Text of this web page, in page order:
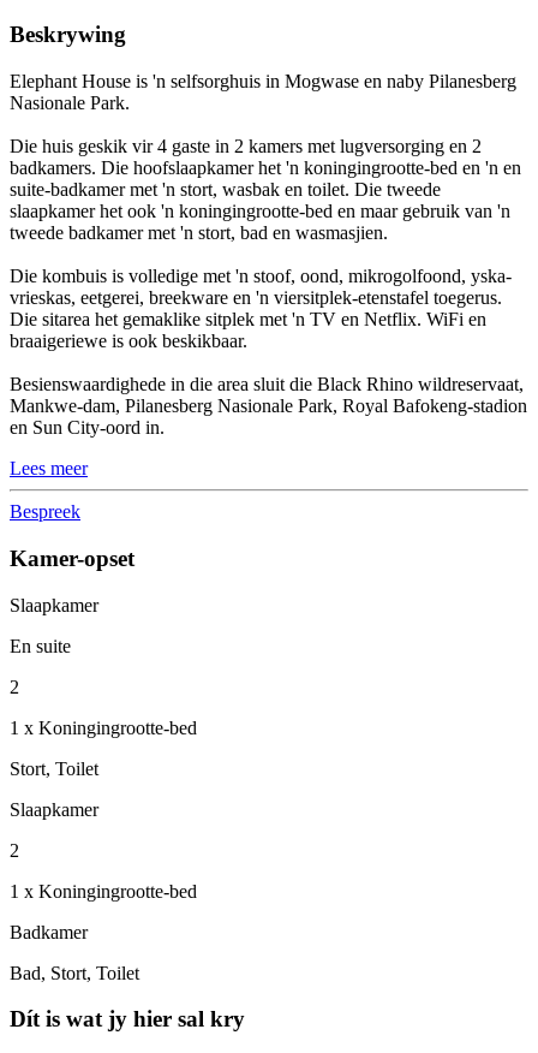
Beskrywing
Elephant House is 'n selfsorghuis in Mogwase en naby Pilanesberg
Nasionale Park.
Die huis geskik vir 4 gaste in 2 kamers met lugversorging en 2
badkamers. Die hoofslaapkamer het 'n koningingrootte-bed en 'n en
suite-badkamer met 'n stort, wasbak en toilet. Die tweede
slaapkamer het ook 'n koningingrootte-bed en maar gebruik van 'n
tweede badkamer met 'n stort, bad en wasmasjien.
Die kombuis is volledige met 'n stoof, oond, mikrogolfoond, yska-
vrieskas, eetgerei, breekware en 'n viersitplek-etenstafel toegerus.
Die sitarea het gemaklike sitplek met 'n TV en Netflix. WiFi en
braaigeriewe is ook beskikbaar.
Besienswaardighede in die area sluit die Black Rhino wildreservaat,
Mankwe-dam, Pilanesberg Nasionale Park, Royal Bafokeng-stadion
en Sun City-oord in.
Lees meer
Bespreek
Kamer-opset
Slaapkamer
En suite
2
1 x Koningingrootte-bed
Stort, Toilet
Slaapkamer
2
1 x Koningingrootte-bed
Badkamer
Bad, Stort, Toilet
Dít is wat jy hier sal kry